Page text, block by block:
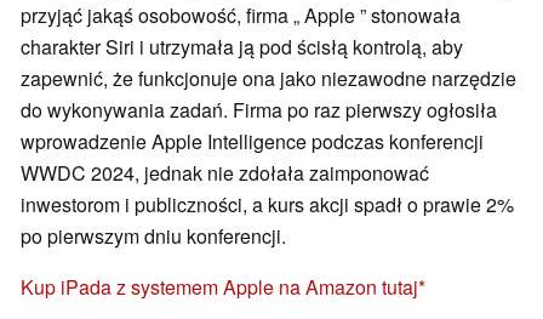
przyjąć jakąś osobowość, firma „ Apple ” stonowała
charakter Siri i utrzymała ją pod ścisłą kontrolą, aby
zapewnić, że funkcjonuje ona jako niezawodne narzędzie
do wykonywania zadań. Firma po raz pierwszy ogłosiła
wprowadzenie Apple Intelligence podczas konferencji
WWDC 2024, jednak nie zdołała zaimponować
inwestorom i publiczności, a kurs akcji spadł o prawie 2%
po pierwszym dniu konferencji.
Kup iPada z systemem Apple na Amazon tutaj